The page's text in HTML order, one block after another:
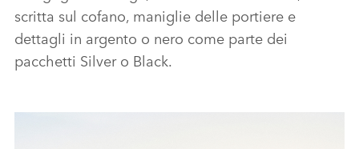
scritta sul cofano, maniglie delle portiere e
dettagli in argento o nero come parte dei
pacchetti Silver o Black.